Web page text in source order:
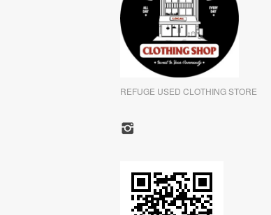
REFUGE USED CLOTHING STORE